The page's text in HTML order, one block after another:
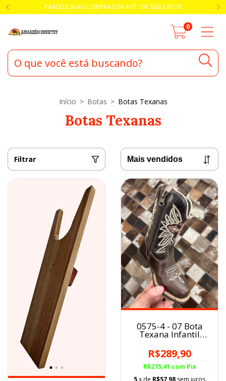
PARCELE SUAS COMPRAS EM ATÉ 10X SEM JUROS!
0
Início > Botas > Botas Texanas
Botas Texanas
Filtrar
0575-4 - 07 Bota
Texana Infantil
Tabaco Cruz/Asas
Zíper
R$289,90
R$275,41 com Pix